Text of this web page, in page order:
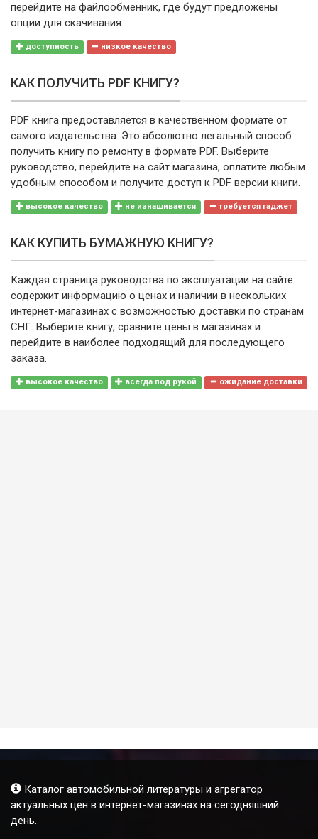
перейдите на файлообменник, где будут предложены
опции для скачивания.
доступность низкое качество
КАК ПОЛУЧИТЬ PDF КНИГУ?
PDF книга предоставляется в качественном формате от
самого издательства. Это абсолютно легальный способ
получить книгу по ремонту в формате PDF. Выберите
руководство, перейдите на сайт магазина, оплатите любым
удобным способом и получите доступ к PDF версии книги.
высокое качество не изнашивается требуется гаджет
КАК КУПИТЬ БУМАЖНУЮ КНИГУ?
Каждая страница руководства по эксплуатации на сайте
содержит информацию о ценах и наличии в нескольких
интернет-магазинах с возможностью доставки по странам
СНГ. Выберите книгу, сравните цены в магазинах и
перейдите в наиболее подходящий для последующего
заказа.
высокое качество всегда под рукой ожидание доставки
Каталог автомобильной литературы и агрегатор
актуальных цен в интернет-магазинах на сегодняшний
день.